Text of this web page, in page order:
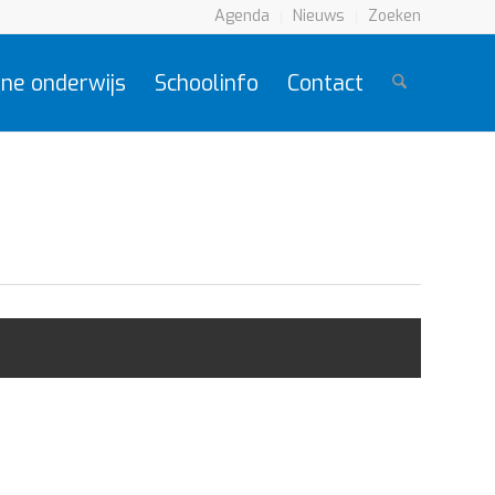
Agenda Nieuws Zoeken
onderwijs Schoolinfo Contact